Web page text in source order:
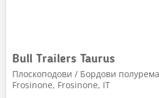
Bull Trailers Taurus
Плоскоподови / Бордови
Frosinone, Frosinone, IT